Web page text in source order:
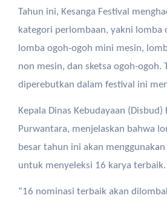
Tahun ini, Kesanga Festival
kategori perlombaan, yakni lomba
lomba ogoh-ogoh mini mesin,
non mesin, dan sketsa ogoh-ogoh.
diperebutkan dalam festival ini
Kepala Dinas Kebudayaan (Disbud)
Purwantara, menjelaskan bahwa
besar tahun ini akan
untuk menyeleksi 16 karya terbaik.
“16 nominasi terbaik akan